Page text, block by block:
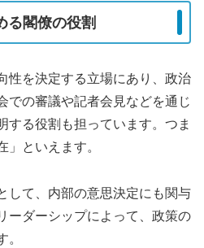
る閣僚の役割
性を決定する立場にあり、政治
での審議や記者会見などを通じ
する役割も担っています。つま
」といえます。
して、内部の意思決定にも関与
ーダーシップによって、政策の
。